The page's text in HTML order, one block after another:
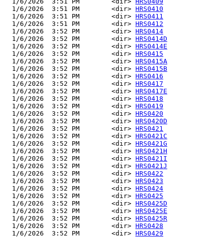
  1/6/2026  3:51 PM        <dir>
HRS0410
  1/6/2026  3:51 PM        <dir>
HRS0411
  1/6/2026  3:51 PM        <dir>
HRS0412
  1/6/2026  3:52 PM        <dir>
HRS0414
  1/6/2026  3:52 PM        <dir>
HRS0414D
  1/6/2026  3:52 PM        <dir>
HRS0414E
  1/6/2026  3:52 PM        <dir>
HRS0415
  1/6/2026  3:52 PM        <dir>
HRS0415A
  1/6/2026  3:52 PM        <dir>
HRS0415B
  1/6/2026  3:52 PM        <dir>
HRS0416
  1/6/2026  3:52 PM        <dir>
HRS0417
  1/6/2026  3:52 PM        <dir>
HRS0417E
  1/6/2026  3:52 PM        <dir>
HRS0418
  1/6/2026  3:52 PM        <dir>
HRS0419
  1/6/2026  3:52 PM        <dir>
HRS0420
  1/6/2026  3:52 PM        <dir>
HRS0420D
  1/6/2026  3:52 PM        <dir>
HRS0421
  1/6/2026  3:52 PM        <dir>
HRS0421C
  1/6/2026  3:52 PM        <dir>
HRS0421G
  1/6/2026  3:52 PM        <dir>
HRS0421H
  1/6/2026  3:52 PM        <dir>
HRS0421I
  1/6/2026  3:52 PM        <dir>
HRS0421J
  1/6/2026  3:52 PM        <dir>
HRS0422
  1/6/2026  3:52 PM        <dir>
HRS0423
  1/6/2026  3:52 PM        <dir>
HRS0424
  1/6/2026  3:52 PM        <dir>
HRS0425
  1/6/2026  3:52 PM        <dir>
HRS0425D
  1/6/2026  3:52 PM        <dir>
HRS0425E
  1/6/2026  3:52 PM        <dir>
HRS0425R
  1/6/2026  3:52 PM        <dir>
HRS0428
  1/6/2026  3:52 PM        <dir>
HRS0429